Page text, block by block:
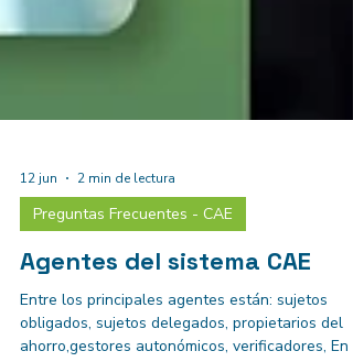
12 jun 2 min de lectura